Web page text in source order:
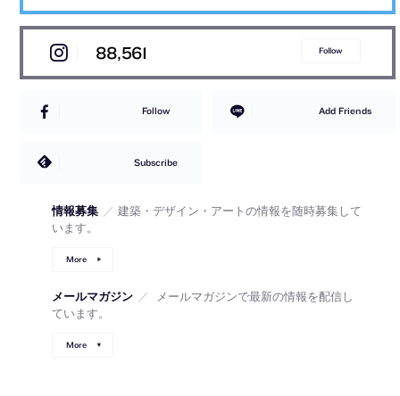
88,561 Follow
Follow Add Friends
Subscribe
情報募集 ／ 建築・デザイン・アートの情報を随時募集して
います。
More
メールマガジン ／
メールマガジンで最新の情報を配信し
ています。
More